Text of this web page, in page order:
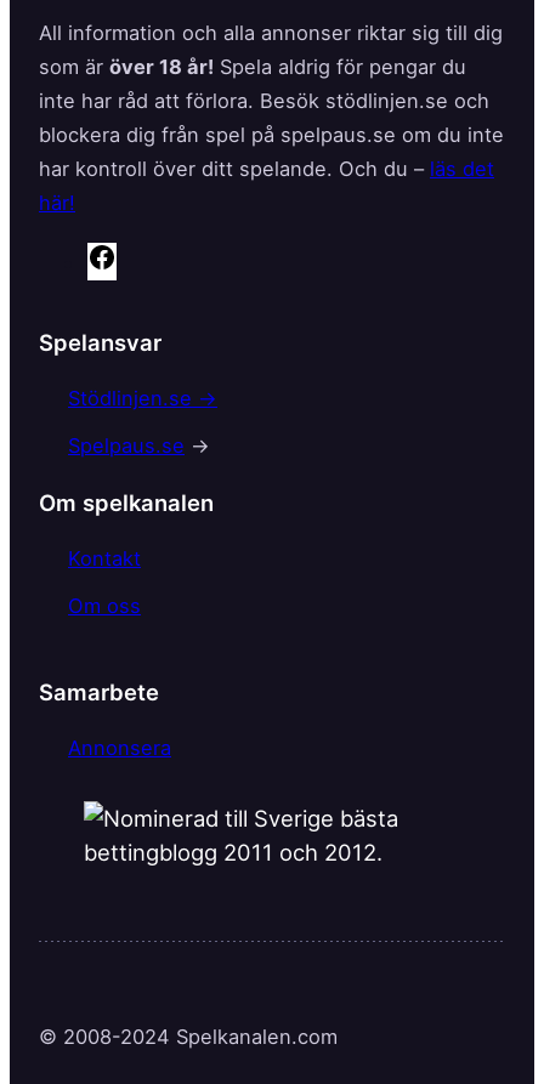
All information och alla annonser riktar sig till dig
som är över 18 år! Spela aldrig för pengar du
inte har råd att förlora. Besök stödlinjen.se och
blockera dig från spel på spelpaus.se om du inte
har kontroll över ditt spelande. Och du – läs det
här!
e
b
o
k
Spelansvar
Stödlinjen.se →
Spelpaus.se →
Om spelkanalen
Kontakt
Om oss
Samarbete
Annonsera
© 2008-2024 Spelkanalen.com